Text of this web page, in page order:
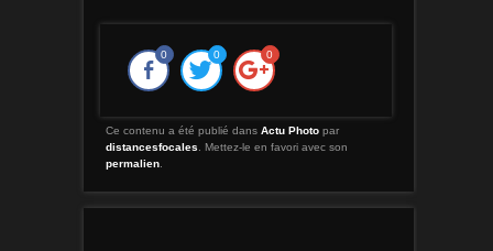
0 0 0
Ce contenu a été publié dans Actu Photopar
distancesfocales . Mettez-le en favori avec son
permalien.